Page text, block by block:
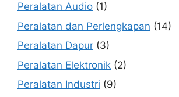
Peralatan Audio (1)
Peralatan dan Perlengkapan (14)
Peralatan Dapur (3)
Peralatan Elektronik (2)
Peralatan Industri (9)